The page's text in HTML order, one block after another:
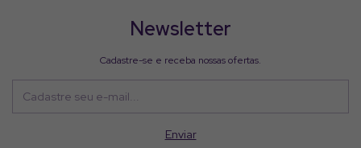
Newsletter
Cadastre-se e receba nossas ofertas.